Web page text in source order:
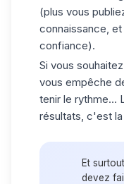
(plus vous
connaissance,
confiance).
Si vous
vous empêche
tenir le rythme…
résultats, c'est
Et
devez